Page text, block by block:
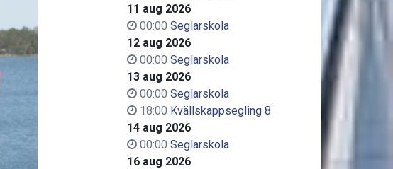
11 aug 2026
00:00 Seglarskola
12 aug 2026
00:00 Seglarskola
13 aug 2026
00:00 Seglarskola
18:00 Kvällskappsegling 8
14 aug 2026
00:00 Seglarskola
16 aug 2026